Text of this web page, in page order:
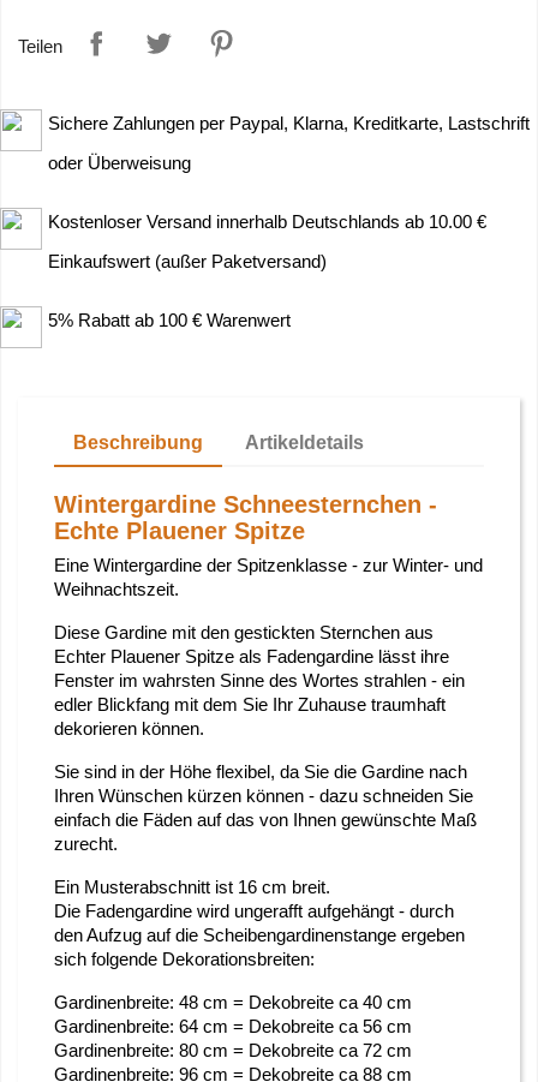
Teilen
Sichere Zahlungen per Paypal, Klarna, Kreditkarte, Lastschrift
oder Überweisung
Kostenloser Versand innerhalb Deutschlands ab 10.00 €
Einkaufswert (außer Paketversand)
5% Rabatt ab 100 € Warenwert
Beschreibung Artikeldetails
Wintergardine Schneesternchen -
Echte Plauener Spitze
Eine Wintergardine der Spitzenklasse - zur Winter- und
Weihnachtszeit.
Diese Gardine mit den gestickten Sternchen aus
Echter Plauener Spitze als Fadengardine lässt ihre
Fenster im wahrsten Sinne des Wortes strahlen - ein
edler Blickfang mit dem Sie Ihr Zuhause traumhaft
dekorieren können.
Sie sind in der Höhe flexibel, da Sie die Gardine nach
Ihren Wünschen kürzen können - dazu schneiden Sie
einfach die Fäden auf das von Ihnen gewünschte Maß
zurecht.
Ein Musterabschnitt ist 16 cm breit.
Die Fadengardine wird ungerafft aufgehängt - durch
den Aufzug auf die Scheibengardinenstange ergeben
sich folgende Dekorationsbreiten:
Gardinenbreite: 48 cm = Dekobreite ca 40 cm
Gardinenbreite: 64 cm = Dekobreite ca 56 cm
Gardinenbreite: 80 cm = Dekobreite ca 72 cm
Gardinenbreite: 96 cm = Dekobreite ca 88 cm